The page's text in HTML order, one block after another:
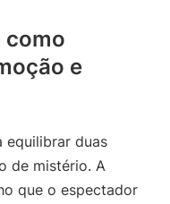
como
e
equilibrar duas
de mistério. A
que o espectador